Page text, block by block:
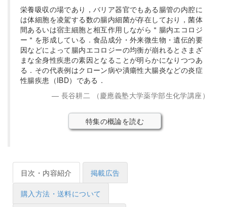
栄養吸収の場であり，バリア器官でもある腸管の内腔に
は体細胞を凌駕する数の腸内細菌が存在しており，菌体
間あるいは宿主細胞と相互作用しながら＂腸内エコロジ
ー＂を形成している．食品成分・外来微生物・遺伝的要
因などによって腸内エコロジーの均衡が崩れるとさまざ
まな全身性疾患の素因となることが明らかになりつつあ
る．その代表例はクローン病や潰瘍性大腸炎などの炎症
性腸疾患（IBD）である．
長谷耕二 （慶應義塾大学薬学部生化学講座）
特集の概論を読む
目次・内容紹介 掲載広告
購入方法・送料について